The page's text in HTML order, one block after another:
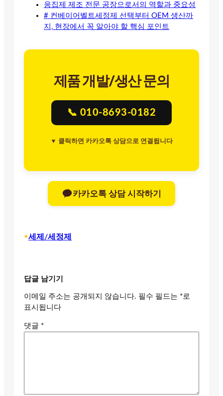
응집제 제조 전문 공장으로서의 역할과 중요성
# 컨베이어벨트세정제 선택부터 OEM 생산까
지, 현장에서 꼭 알아야 할 핵심 포인트
제품 개발/생산 문의
📞 010-8693-0182
▼ 클릭하면 카카오톡 상담으로 연결됩니다
카카오톡 상담 시작하기
•세제/세정제
답글 남기기
이메일 주소는 공개되지 않습니다. 필수 필드는 *로
표시됩니다
댓글 *